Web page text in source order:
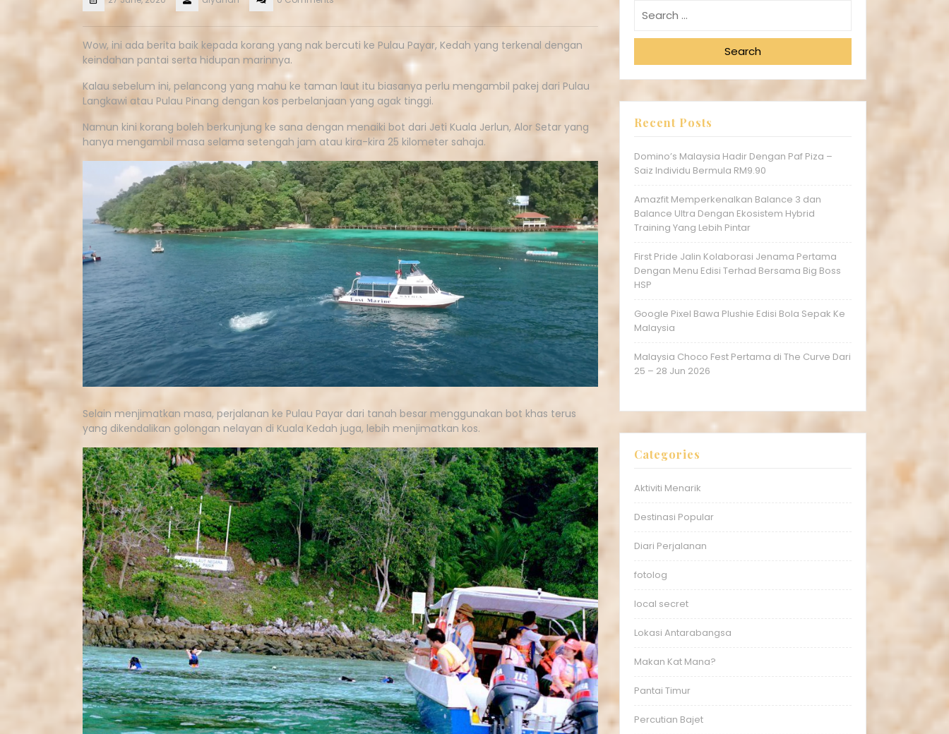
Wow, ini ada berita baik kepada korang yang nak bercuti ke Pulau Payar, Kedah yang terkenal dengan
keindahan pantai serta hidupan marinnya.
Kalau sebelum ini, pelancong yang mahu ke taman laut itu biasanya perlu mengambil pakej dari Pulau
Langkawi atau Pulau Pinang dengan kos perbelanjaan yang agak tinggi.
Namun kini korang boleh berkunjung ke sana dengan menaiki bot dari Jeti Kuala Jerlun, Alor Setar yang
hanya mengambil masa selama setengah jam atau kira-kira 25 kilometer sahaja.
Selain menjimatkan masa, perjalanan ke Pulau Payar dari tanah besar menggunakan bot khas terus
yang dikendalikan golongan nelayan di Kuala Kedah juga, lebih menjimatkan kos.
Search
Recent Posts
Domino’s Malaysia Hadir Dengan Paf Piza –
Saiz Individu Bermula RM9.90
Amazfit Memperkenalkan Balance 3 dan
Balance Ultra Dengan Ekosistem Hybrid
Training Yang Lebih Pintar
First Pride Jalin Kolaborasi Jenama Pertama
Dengan Menu Edisi Terhad Bersama Big Boss
HSP
Google Pixel Bawa Plushie Edisi Bola Sepak Ke
Malaysia
Malaysia Choco Fest Pertama di The Curve Dari
25 – 28 Jun 2026
Categories
Aktiviti Menarik
Destinasi Popular
Diari Perjalanan
fotolog
local secret
Lokasi Antarabangsa
Makan Kat Mana?
Pantai Timur
Percutian Bajet